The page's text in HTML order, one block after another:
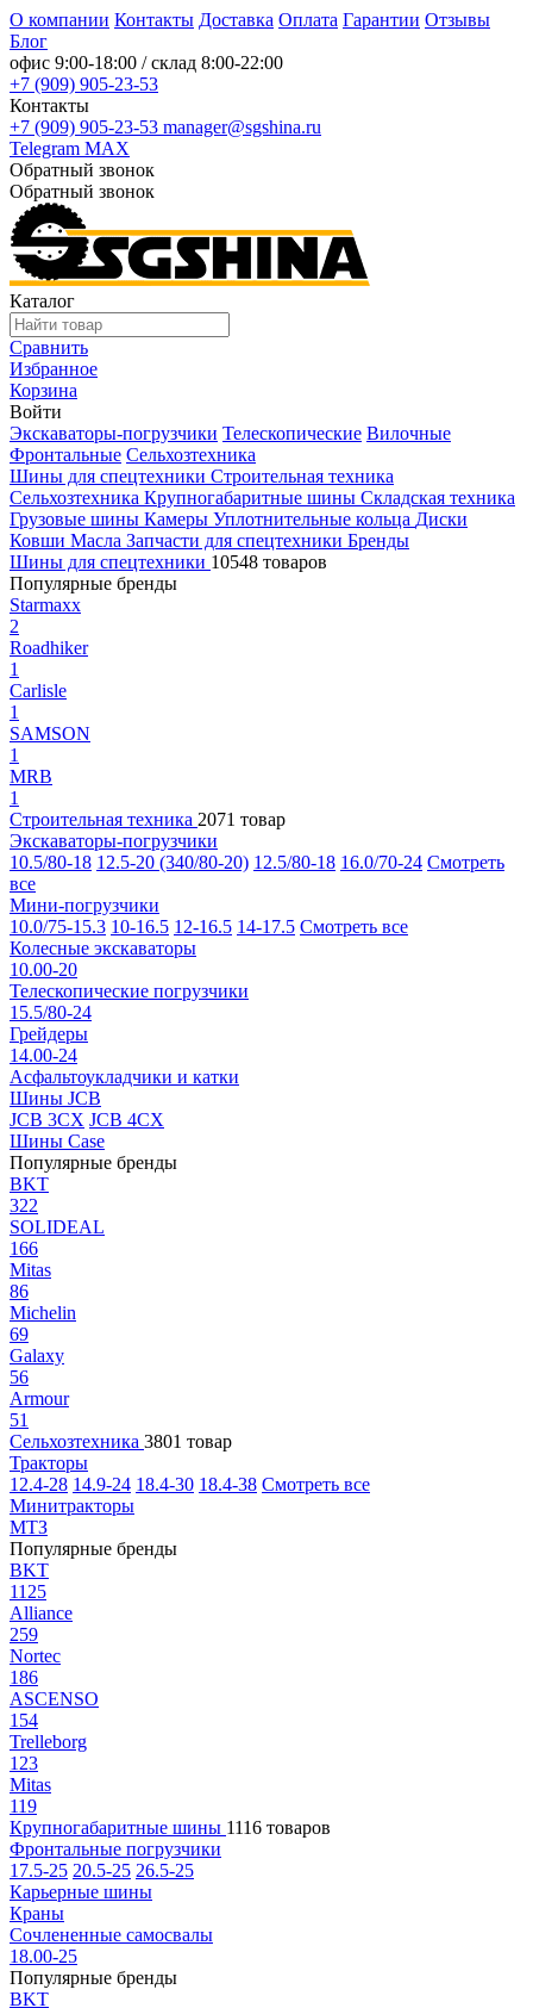
О компании Контакты Доставка Оплата Гарантии Отзывы
Блог
офис 9:00-18:00 / склад 8:00-22:00
+7 (909) 905-23-53
Контакты
+7 (909) 905-23-53 manager@sgshina.ru
Telegram MAX
Обратный звонок
Обратный звонок
Каталог
Сравнить
Избранное
Корзина
Войти
Экскаваторы-погрузчики Телескопические Вилочные
Фронтальные Сельхозтехника
Шины для спецтехники Строительная техника
Сельхозтехника Крупногабаритные шины Складская техника
Грузовые шины Камеры Уплотнительные кольца Диски
Ковши Масла Запчасти для спецтехники Бренды
Шины для спецтехники 10548 товаров
Популярные бренды
Starmaxx
2
Roadhiker
1
Carlisle
1
SAMSON
1
MRB
1
Строительная техника 2071 товар
Экскаваторы-погрузчики
10.5/80-18 12.5-20 (340/80-20) 12.5/80-18 16.0/70-24 Смотреть
все
Мини-погрузчики
10.0/75-15.3 10-16.5 12-16.5 14-17.5 Смотреть все
Колесные экскаваторы
10.00-20
Телескопические погрузчики
15.5/80-24
Грейдеры
14.00-24
Асфальтоукладчики и катки
Шины JCB
JCB 3CX JCB 4CX
Шины Case
Популярные бренды
BKT
322
SOLIDEAL
166
Mitas
86
Michelin
69
Galaxy
56
Armour
51
Сельхозтехника 3801 товар
Тракторы
12.4-28 14.9-24 18.4-30 18.4-38 Смотреть все
Минитракторы
МТЗ
Популярные бренды
BKT
1125
Alliance
259
Nortec
186
ASCENSO
154
Trelleborg
123
Mitas
119
Крупногабаритные шины 1116 товаров
Фронтальные погрузчики
17.5-25 20.5-25 26.5-25
Карьерные шины
Краны
Сочлененные самосвалы
18.00-25
Популярные бренды
BKT